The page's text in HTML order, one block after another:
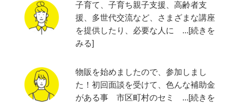
子育て、子育ち親子支援、高齢者支
援、多世代交流など、さまざまな講座
を提供したり、必要な人に ...[続きを
みる]
物販を始めましたので、参加しまし
た！初回面談を受けて、色んな補助金
がある事 市区町村のセミ ...[続きを